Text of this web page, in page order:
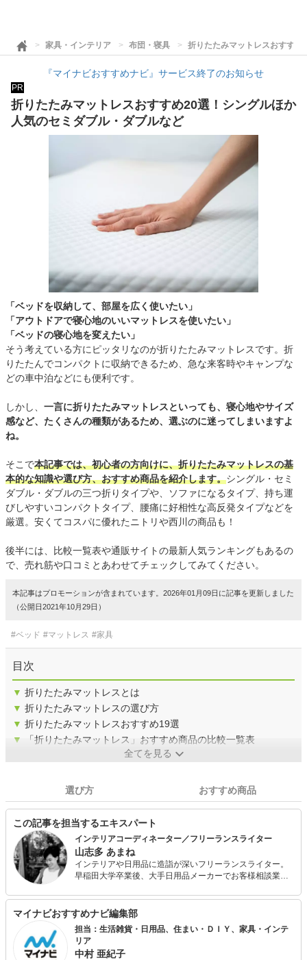
家具・インテリア 布団・寝具 折りたたみマットレスおすす
『マイナビおすすめナビ』サービス終了のお知らせ
PR
折りたたみマットレスおすすめ20選！シングルほか
人気のセミダブル・ダブルなど
「ベッドを収納して、部屋を広く使いたい」
「アウトドアで寝心地のいいマットレスを使いたい」
「ベッドの寝心地を変えたい」
そう考えている方にピッタリなのが折りたたみマットレスです。折
りたたんでコンパクトに収納できるため、急な来客時やキャンプな
どの車中泊などにも便利です。
しかし、 一言に折りたたみマットレスといっても、寝心地やサイズ
感など、たくさんの種類があるため、選ぶのに迷ってしまいますよ
ね。
そこで本記事では、初心者の方向けに、折りたたみマットレスの基
本的な知識や選び方、おすすめ商品を紹介します。シングル・セミ
ダブル・ダブルの三つ折りタイプや、ソファになるタイプ、持ち運
びしやすいコンパクトタイプ、腰痛に好相性な高反発タイプなどを
厳選。安くてコスパに優れたニトリや西川の商品も！
後半には、比較一覧表や通販サイトの最新人気ランキングもあるの
で、売れ筋や口コミとあわせてチェックしてみてください。
本記事はプロモーションが含まれています。2026年01月09日に記事を更新しました
（公開日2021年10月29日）
#ベッド #マットレス #家具
目次
▼ 折りたたみマットレスとは
▼ 折りたたみマットレスの選び方
▼ 折りたたみマットレスおすすめ19選
▼
「折りたたみマットレス」おすすめ商品の比較一覧表
全てを見る
選び方 おすすめ商品
この記事を担当するエキスパート
インテリアコーディネーター／フリーランスライター
山志多 あまね
インテリアや日用品に造詣が深いフリーランスライター。
早稲田大学卒業後、大手日用品メーカーでお客様相談業務
ドメディアやテレビ番組（ミニ枠）の企画運営を通じ、住
まい・衣類のお手入れ用品の選び方や家事ノウハウを広く
発信した。 退職後、インテリアコーディネーター資格およ
び色彩検定2級を取得。専門知識を活かし、インテリアやラ
イフスタイル関連のメディアで執筆多数。
マイナビおすすめナビ編集部
担当：生活雑貨・日用品、住まい・ＤＩＹ、家具・インテ
リア
中村 亜紀子